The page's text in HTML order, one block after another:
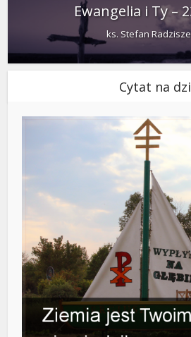
Ewangelia i Ty –
ks. Stefan
Cytat na